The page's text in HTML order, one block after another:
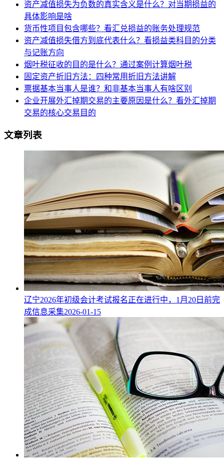
资产减值损失为负数的真实含义是什么？对当期损益的
具体影响是啥
货币性项目包含哪些？看汇兑损益的账务处理规范
资产减值损失借方到底代表什么？看损益类科目的分类
与记账方向
烟叶税征收的目的是什么？通过案例计算烟叶税
固定资产折旧方法：四种常用折旧方法讲解
票据基本当事人是谁？和非基本当事人有啥区别
企业开展外汇掉期交易的主要原因是什么？看外汇掉期
交易的核心交易目的
文章列表
辽宁2026年初级会计考试报名正在进行中，1月20日前完
成信息采集2026-01-15